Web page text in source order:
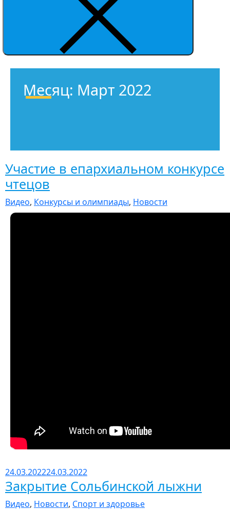
Месяц: Март 2022
Участие в епархиальном конкурсе
чтецов
Видео, Конкурсы и олимпиады, Новости
24.03.202224.03.2022
Закрытие Сольбинской лыжни
Видео, Новости, Спорт и здоровье